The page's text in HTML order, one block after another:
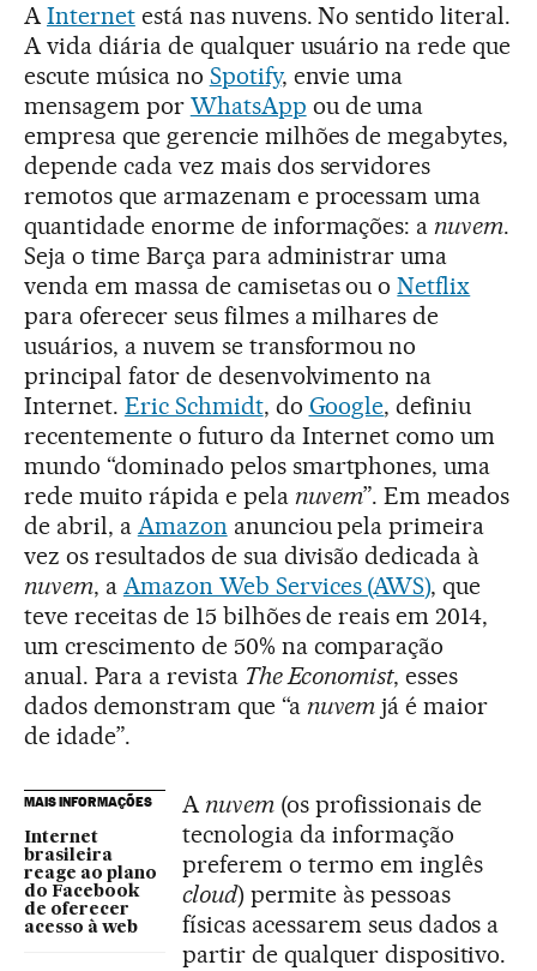
AInternetestá nas nuvens. No sentido literal.
A vida diária de qualquer usuário na rede que
escute música no Spotify, envie uma
mensagem por WhatsApp ou de uma
empresa que gerencie milhões de megabytes,
depende cada vez mais dos servidores
remotos que armazenam e processam uma
quantidade enorme de informações: anuvem.
Seja o time Barça para administrar uma
venda em massa de camisetas ou oNetflix
para oferecer seus filmes a milhares de
usuários, a nuvem se transformou no
principal fator de desenvolvimento na
Internet. Eric Schmidt, do Google, definiu
recentemente o futuro da Internet como um
mundo “dominado pelos smartphones, uma
rede muito rápida e pela nuvem”. Em meados
de abril, a Amazon anunciou pela primeira
vez os resultados de sua divisão dedicada à
nuvem, a Amazon Web Services (AWS), que
teve receitas de 15 bilhões de reais em 2014,
um crescimento de 50% na comparação
anual. Para a revista The Economist, esses
dados demonstram que “a nuvem já é maior
de idade”.
MAIS INFORMAÇÕES
Internet
brasileira
reage ao plano
do Facebook
de oferecer
acesso à web
Anuvem(os profissionais de
tecnologia da informação
preferem o termo em inglês
cloud) permite às pessoas
físicas acessarem seus dados a
partir de qualquer dispositivo.